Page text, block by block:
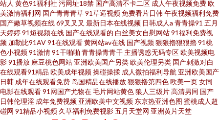
站人 黄色91福利社 污网址18禁 国产高清不卡二区 成人午夜视频免费欧
美激情福利网 国产青青青草91草逼视频免费看片日韩午夜视频福利免费
国产嫩草视频在线69叉叉叉 最新日本在线视频 日韩成人a 青青操91 五月
天婷婷91短视频在线 国产在线观看的 白丝美女自慰网站91福利免费视
频 加勒比91AV91在线观看黄网站av在线 国产视频狠狠擼狠狠擼91桃
色小视频91激情91干啪啪 青青操青青干 主播诱惑无码专区欧美视频电
影91播放 麻豆桃色网站 亚洲欧美国产另类欧美伦理另类 国产刺激对白
在线观看91精品 欧美成年视频操碰操揉 成人微拍福利导航 亚洲欧美国产
日韩 成年在线观看免费 岛国精品在线播放狠狠撸第四色欧美一页女同
电影在线观看91网国产尤物在毛片网站黄色狼人三级片高清男同 国产
日韩伦理淫 成年免费视频 亚洲欧美中文视频 东京热亚洲色图 蜜桃成人超
碰网 91精品小视频 久草福利免费视影五月天堂网 亚洲黄片天堂